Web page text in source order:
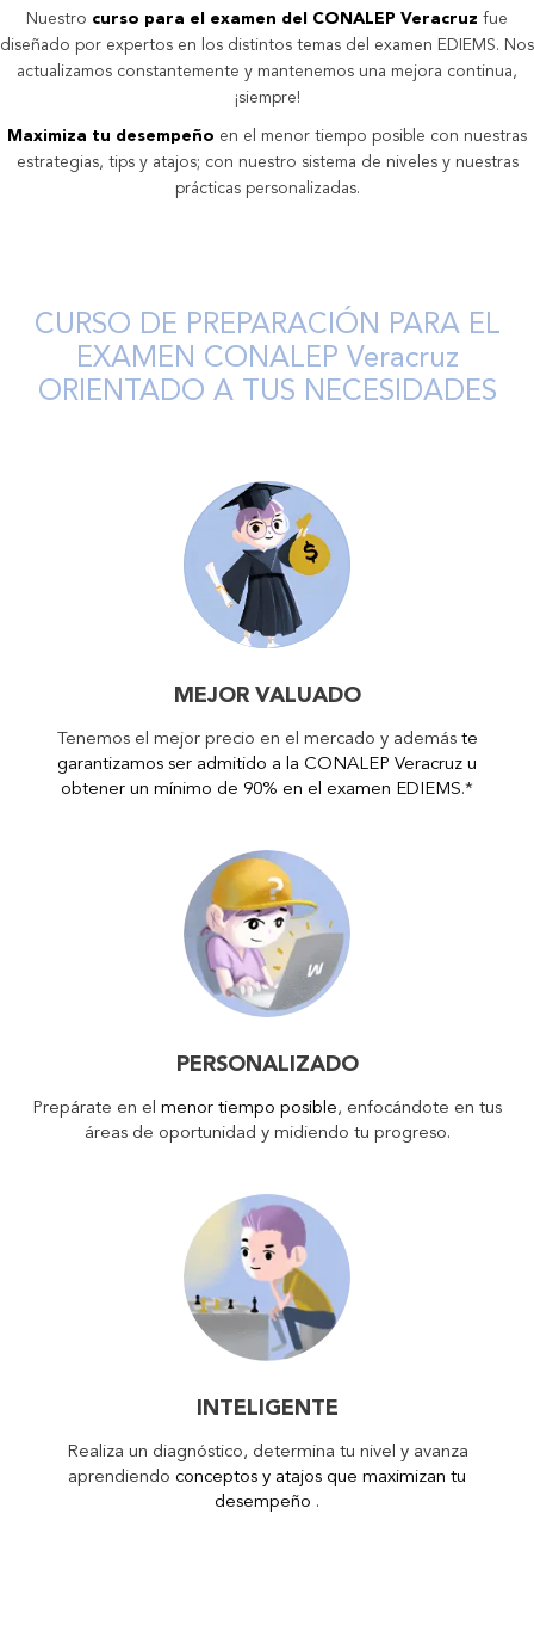
Nuestro curso para el examen del CONALEP Veracruz fue
diseñado por expertos en los distintos temas del examen EDIEMS. Nos
actualizamos constantemente y mantenemos una mejora continua,
¡siempre!
Maximiza tu desempeño en el menor tiempo posible con nuestras
estrategias, tips y atajos; con nuestro sistema de niveles y nuestras
prácticas personalizadas.
CURSO DE PREPARACIÓN PARA EL
EXAMEN CONALEP Veracruz
ORIENTADO A TUS NECESIDADES
MEJOR VALUADO
Tenemos el mejor precio en el mercado y además te
garantizamos ser admitido a la CONALEP Veracruz u
obtener un mínimo de 90% en el examen EDIEMS.*
PERSONALIZADO
Prepárate en el menor tiempo posible, enfocándote en tus
áreas de oportunidad y midiendo tu progreso.
INTELIGENTE
Realiza un diagnóstico, determina tu nivel y avanza
aprendiendo conceptos y atajos que maximizan tu
desempeño .